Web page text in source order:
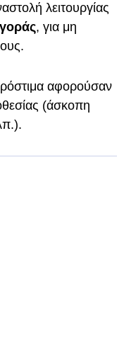
λειτουργίας
, για μη
αφορούσαν
(άσκοπη